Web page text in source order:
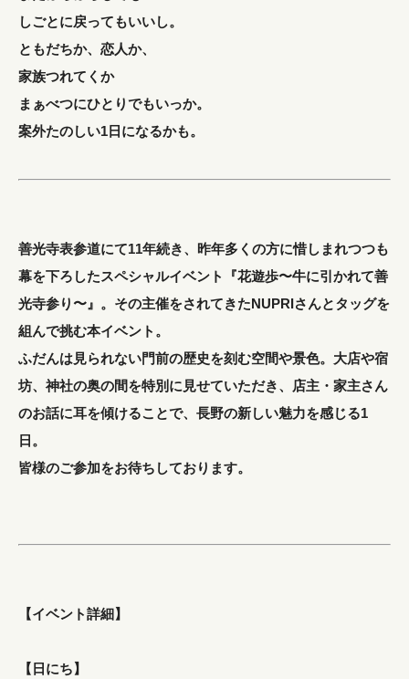
しごとに戻ってもいいし。
ともだちか、恋人か、
家族つれてくか
まぁべつにひとりでもいっか。
案外たのしい1日になるかも。
善光寺表参道にて11年続き、昨年多くの方に惜しまれつつも
幕を下ろしたスペシャルイベント『花遊歩〜牛に引かれて善
光寺参り〜』。その主催をされてきたNUPRIさんとタッグを
組んで挑む本イベント。
ふだんは見られない門前の歴史を刻む空間や景色。大店や宿
坊、神社の奥の間を特別に見せていただき、店主・家主さん
のお話に耳を傾けることで、長野の新しい魅力を感じる1
日。
皆様のご参加をお待ちしております。
【イベント詳細】
【日にち】